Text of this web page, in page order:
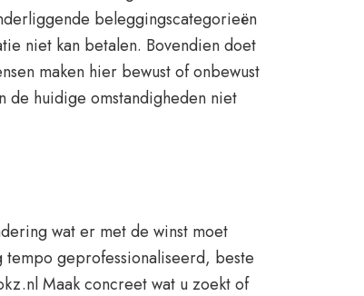
beleggingscategorieën
niet kan betalen. Bovendien doet
maken hier bewust of onbewust
de huidige omstandigheden niet
wat er met de winst moet
geprofessionaliseerd, beste
Maak concreet wat u zoekt of